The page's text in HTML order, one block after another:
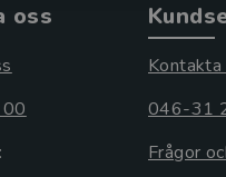
oss
Kontakta
046-31
Frågor